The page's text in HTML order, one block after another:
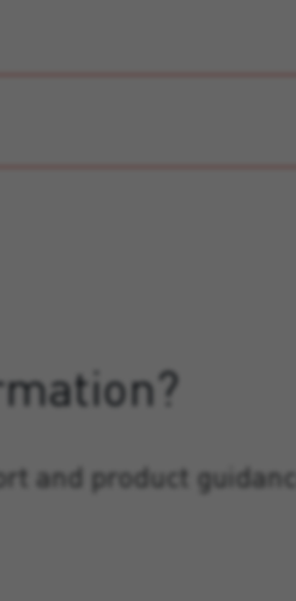
and product